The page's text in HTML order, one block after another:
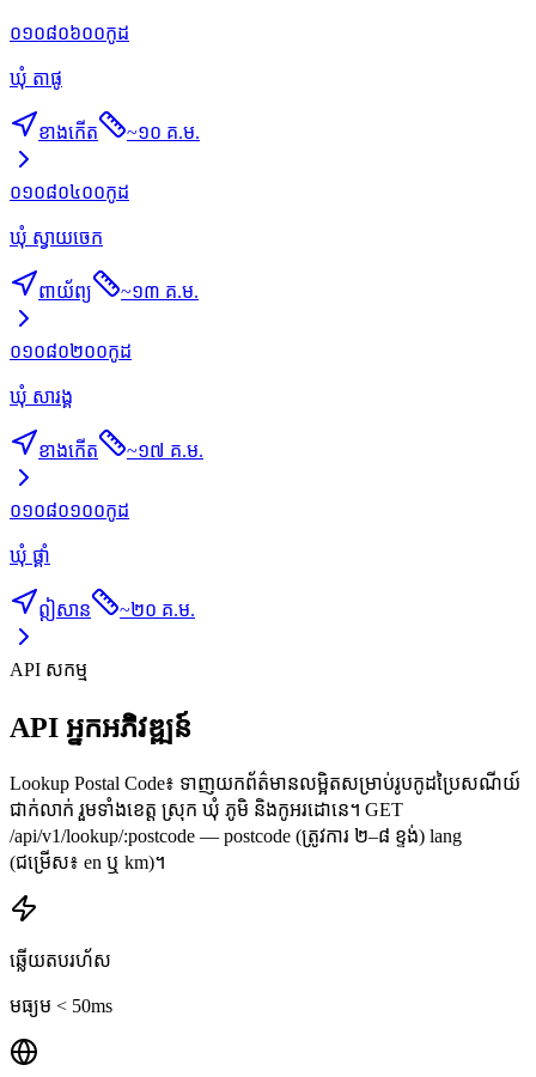
០១០៨០៦០០កូដ
ឃុំ តាផូ
ខាងកើត ~១០ គ.ម.
០១០៨០៤០០កូដ
ឃុំ ស្វាយចេក
ពាយ័ព្យ ~១៣ គ.ម.
០១០៨០២០០កូដ
ឃុំ សារង្គ
ខាងកើត ~១៧ គ.ម.
០១០៨០១០០កូដ
ឃុំ ផ្គាំ
ឦសាន ~២០ គ.ម.
API សកម្ម
API អ្នកអភិវឌ្ឍន៍
Lookup Postal Code៖ ទាញយកព័ត៌មានលម្អិតសម្រាប់រូបកូដប្រៃសណីយ៍
ជាក់លាក់ រួមទាំងខេត្ត ស្រុក ឃុំ ភូមិ និងកូអរដោនេ។ GET
/api/v1/lookup/:postcode — postcode (ត្រូវការ ២–៨ ខ្ទង់) lang
(ជម្រើស៖ en ឬ km)។
ឆ្លើយតបរហ័ស
មធ្យម < 50ms